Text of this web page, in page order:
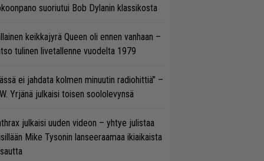
suoriutui Bob Dylanin klassikosta
keikkajyrä Queen oli ennen vanhaan –
tulinen livetallenne vuodelta 1979
ei jahdata kolmen minuutin radiohittiä” –
Yrjänä julkaisi toisen soololevynsä
julkaisi uuden videon – yhtye julistaa
Mike Tysonin lanseeraamaa ikiaikaista